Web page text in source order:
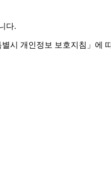
다.
시 개인정보 보호지침」에